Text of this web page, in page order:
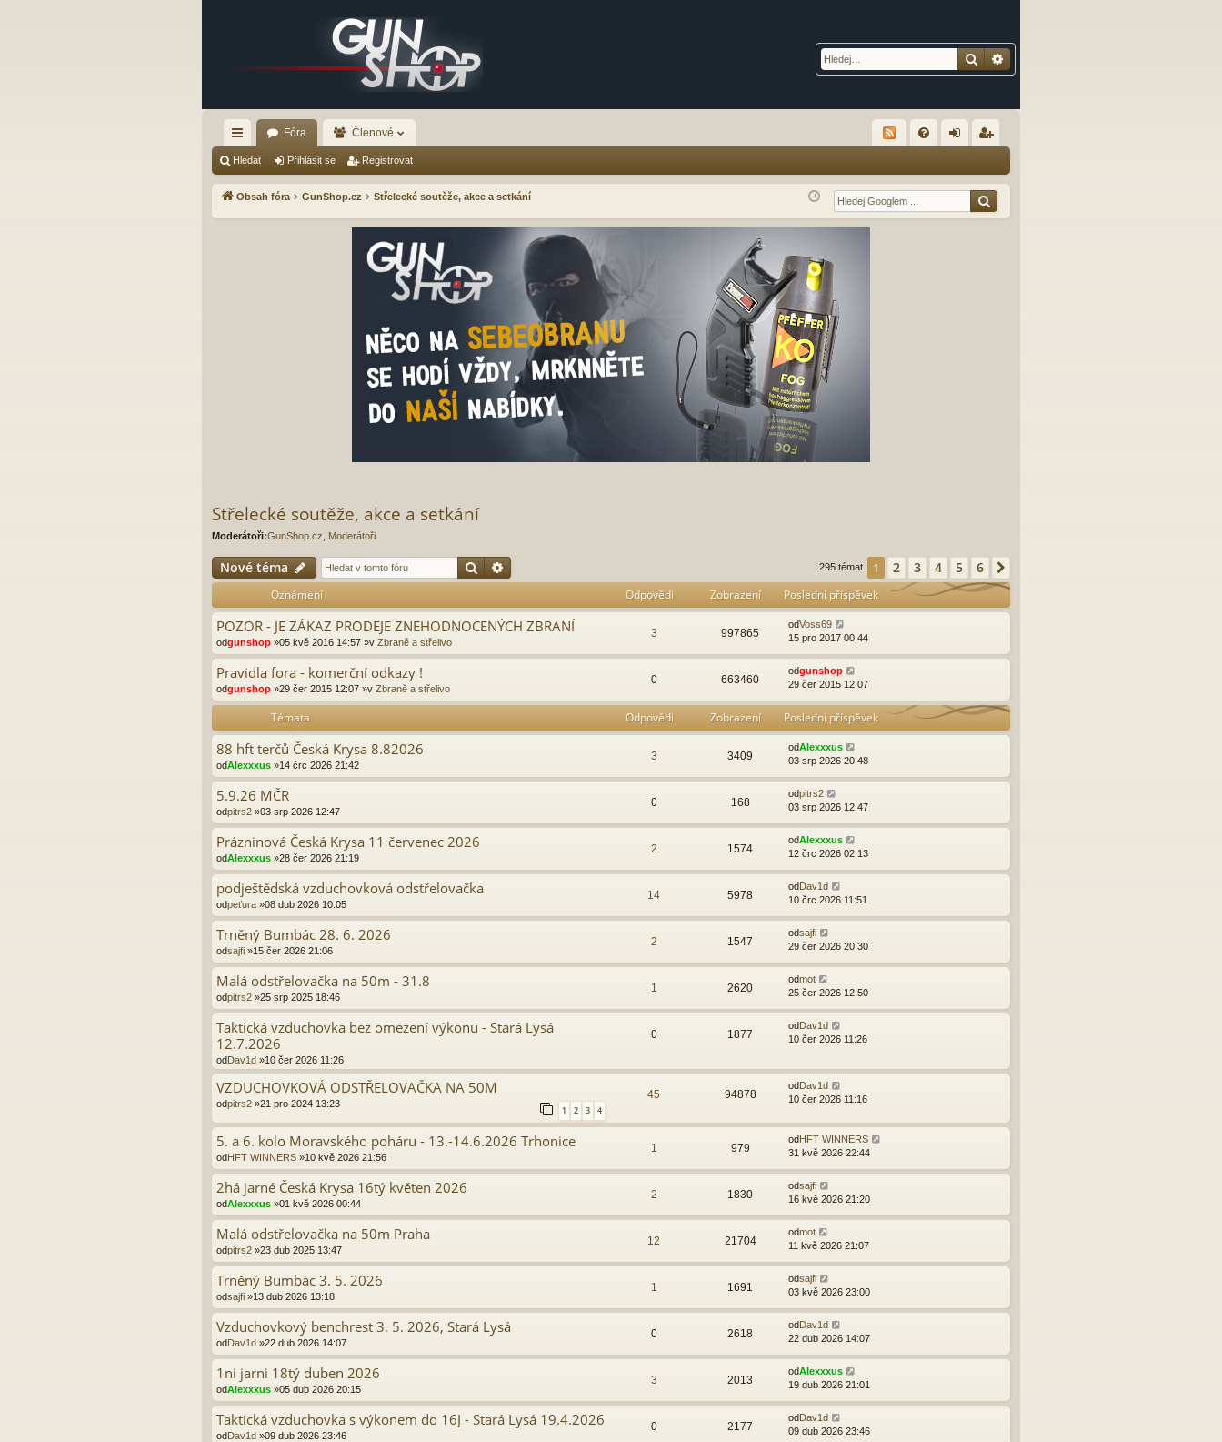
Hledat
yc
hl
Fóra Členové
Q lá
sit
ist
ro
Hledat Přihlásit se Registrovat
Obsah fóra GunShop.cz Střelecké soutěže, akce a setkání
Střelecké soutěže, akce a setkání
Moderátoři:GunShop.cz Moderátoři
Nové téma Hledat 295 témat 1 2 3 4 5 6
Oznámení Odpovědi Zobrazení Poslední příspěvek
POZOR - JE ZÁKAZ PRODEJE ZNEHODNOCENÝCH ZBRANÍ
odgunshop »05 kvě 2016 14:57 »v Zbraně a střelivo
3 997865
odVoss69
15 pro 2017 00:44
Pravidla fora - komerční odkazy !
odgunshop »29 čer 2015 12:07 »v Zbraně a střelivo
0 663460
odgunshop
29 čer 2015 12:07
Témata Odpovědi Zobrazení Poslední příspěvek
88 hft terčů Česká Krysa 8.82026
odAlexxxus »14 črc 2026 21:42
3 3409
odAlexxxus
03 srp 2026 20:48
5.9.26 MČR
odpitrs2 »03 srp 2026 12:47
0 168
odpitrs2
03 srp 2026 12:47
Prázninová Česká Krysa 11 červenec 2026
odAlexxxus »28 čer 2026 21:19
2 1574
odAlexxxus
12 črc 2026 02:13
podještědská vzduchovková odstřelovačka
odpeťura »08 dub 2026 10:05
14 5978
od Dav1d
10 črc 2026 11:51
Trněný Bumbác 28. 6. 2026
odsajfi »15 čer 2026 21:06
2 1547
odsajfi
29 čer 2026 20:30
Malá odstřelovačka na 50m - 31.8
odpitrs2 »25 srp 2025 18:46
1 2620
odmot
25 čer 2026 12:50
Taktická vzduchovka bez omezení výkonu - Stará Lysá
12.7.2026
od Dav1d »10 čer 2026 11:26
0 1877
od Dav1d
10 čer 2026 11:26
VZDUCHOVKOVÁ ODSTŘELOVAČKA NA 50M
odpitrs2 »21 pro 2024 13:23
1 2 3 4
45 94878
od Dav1d
10 čer 2026 11:16
5. a 6. kolo Moravského poháru - 13.-14.6.2026 Trhonice
odHFT WINNERS »10 kvě 2026 21:56
1 979
odHFT WINNERS
31 kvě 2026 22:44
2há jarné Česká Krysa 16tý květen 2026
odAlexxxus »01 kvě 2026 00:44
2 1830
odsajfi
16 kvě 2026 21:20
Malá odstřelovačka na 50m Praha
odpitrs2 »23 dub 2025 13:47
12 21704
odmot
11 kvě 2026 21:07
Trněný Bumbác 3. 5. 2026
odsajfi »13 dub 2026 13:18
1 1691
odsajfi
03 kvě 2026 23:00
Vzduchovkový benchrest 3. 5. 2026, Stará Lysá
odDav1d »22 dub 2026 14:07
0 2618
odDav1d
22 dub 2026 14:07
1ni jarni 18tý duben 2026
odAlexxxus »05 dub 2026 20:15
3 2013
odAlexxxus
19 dub 2026 21:01
Taktická vzduchovka s výkonem do 16J - Stará Lysá 19.4.2026
odDav1d »09 dub 2026 23:46
0 2177
odDav1d
09 dub 2026 23:46